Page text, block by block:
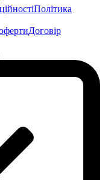
Політика
Договір